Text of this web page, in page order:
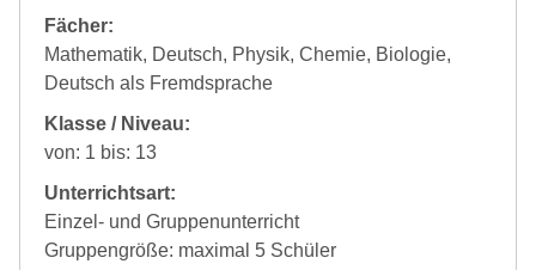
Fächer:
Mathematik, Deutsch, Physik, Chemie, Biologie,
Deutsch als Fremdsprache
Klasse / Niveau:
von: 1 bis: 13
Unterrichtsart:
Einzel- und Gruppenunterricht
Gruppengröße: maximal 5 Schüler